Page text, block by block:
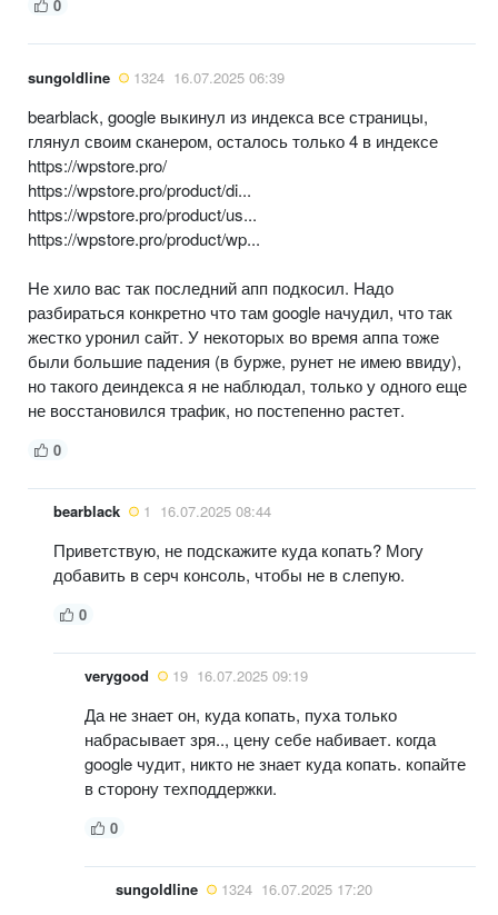
0
sungoldline 1324 16.07.2025 06:39
bearblack, google выкинул из индекса все страницы,
глянул своим сканером, осталось только 4 в индексе
https://wpstore.pro/
https://wpstore.pro/product/di...
https://wpstore.pro/product/us...
https://wpstore.pro/product/wp...
Не хило вас так последний апп подкосил. Надо
разбираться конкретно что там google начудил, что так
жестко уронил сайт. У некоторых во время аппа тоже
были большие падения (в бурже, рунет не имею ввиду),
но такого деиндекса я не наблюдал, только у одного еще
не восстановился трафик, но постепенно растет.
0
bearblack 1 16.07.2025 08:44
Приветствую, не подскажите куда копать? Могу
добавить в серч консоль, чтобы не в слепую.
0
verygood 19 16.07.2025 09:19
Да не знает он, куда копать, пуха только
набрасывает зря.., цену себе набивает. когда
google чудит, никто не знает куда копать. копайте
в сторону техподдержки.
0
sungoldline 1324 16.07.2025 17:20